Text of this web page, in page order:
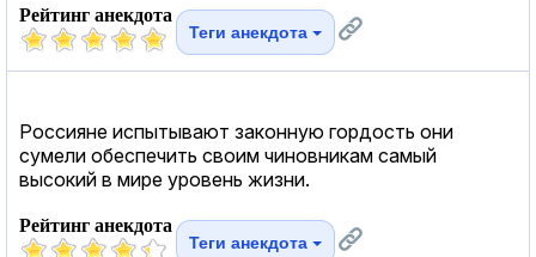
Рейтинг анекдота
Теги анекдота
Россияне испытывают законную гордость они
сумели обеспечить своим чиновникам самый
высокий в мире уровень жизни.
Рейтинг анекдота
Теги анекдота